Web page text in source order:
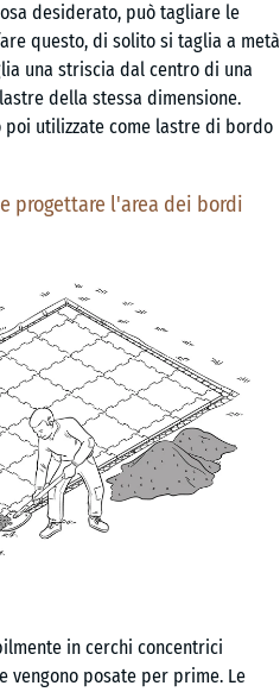
desiderato, può tagliare le
questo, di solito si taglia a metà
una striscia dal centro di una
della stessa dimensione.
poi utilizzate come lastre di bordo
progettare l'area dei bordi
in cerchi concentrici
vengono posate per prime. Le